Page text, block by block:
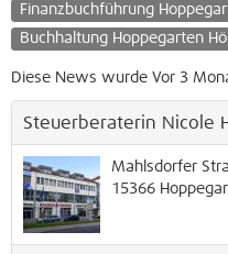
Finanzbuchführung
Buchhaltung Hoppegarten
Diese News wurde Vor 3
Steuerberaterin Nicole
Mahlsdorfer
15366